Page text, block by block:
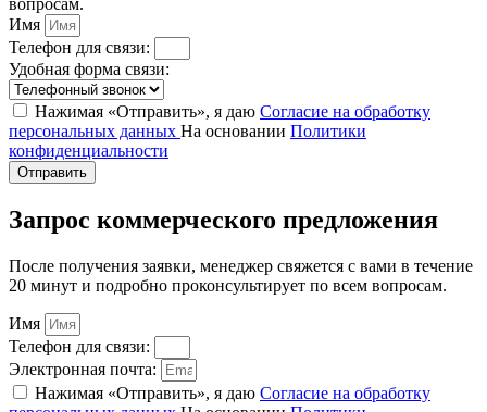
вопросам.
Имя
Телефон для связи:
Удобная форма связи:
Нажимая «Отправить», я даю Согласие на обработку
персональных данных На основании Политики
конфиденциальности
Отправить
Запрос коммерческого предложения
После получения заявки, менеджер свяжется с вами в течение
20 минут и подробно проконсультирует по всем вопросам.
Имя
Телефон для связи:
Электронная почта:
Нажимая «Отправить», я даю Согласие на обработку